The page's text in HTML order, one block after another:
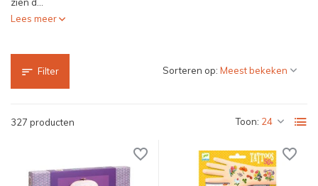
Lees meer
Filter
327 producten Toon:
Sorteren op: